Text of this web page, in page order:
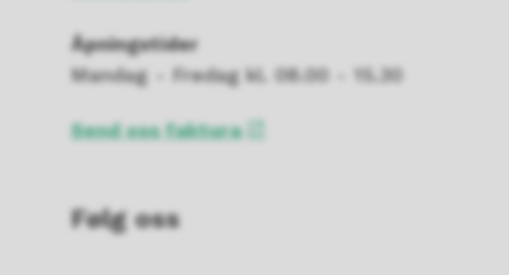
Åpningstider
Mandag - Fredag kl. 08.00 - 15.30
Send oss faktura
Følg oss